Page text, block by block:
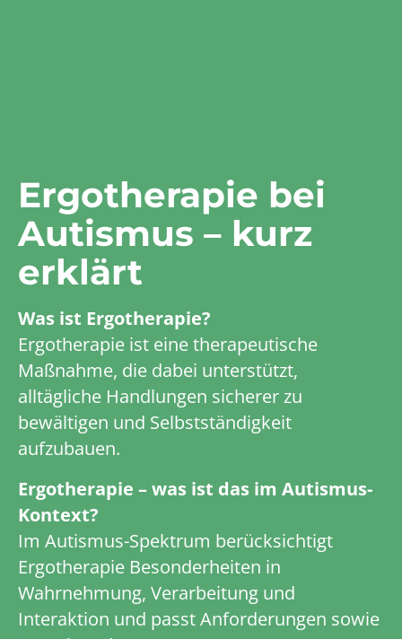
Ergotherapie bei
Autismus – kurz
erklärt
Was ist Ergotherapie?
Ergotherapie ist eine therapeutische
Maßnahme, die dabei unterstützt,
alltägliche Handlungen sicherer zu
bewältigen und Selbstständigkeit
aufzubauen.
Ergotherapie – was ist das im Autismus-
Kontext?
Im Autismus-Spektrum berücksichtigt
Ergotherapie Besonderheiten in
Wahrnehmung, Verarbeitung und
Interaktion und passt Anforderungen sowie